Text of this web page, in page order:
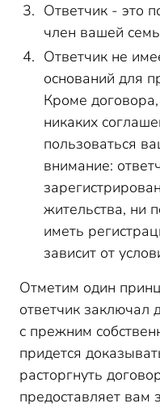
Ответчик - это
член вашей
Ответчик не
оснований для
Кроме
никаких
пользоваться
внимание:
жительства, ни
иметь
зависит от
Отметим один
ответчик заключал
с прежним
придется
расторгнуть
предоставляет вам